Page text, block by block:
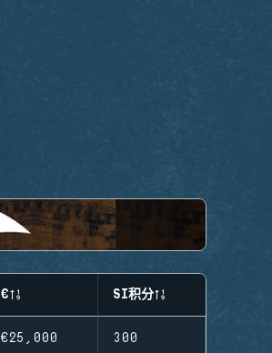
€ SI积分
€25,000 300